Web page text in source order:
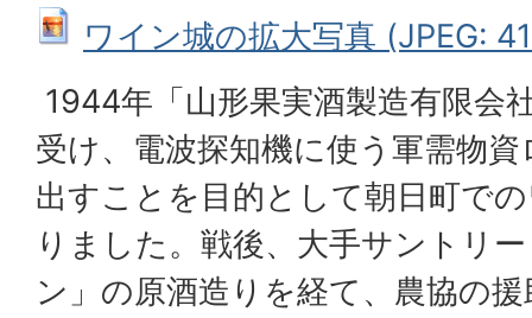
ワイン城の拡大写真 (JPEG:
1944年「山形果実酒製造有限会
受け、電波探知機に使う軍需物
出すことを目的として朝日町で
りました。戦後、大手サントリ
ン」の原酒造りを経て、農協の